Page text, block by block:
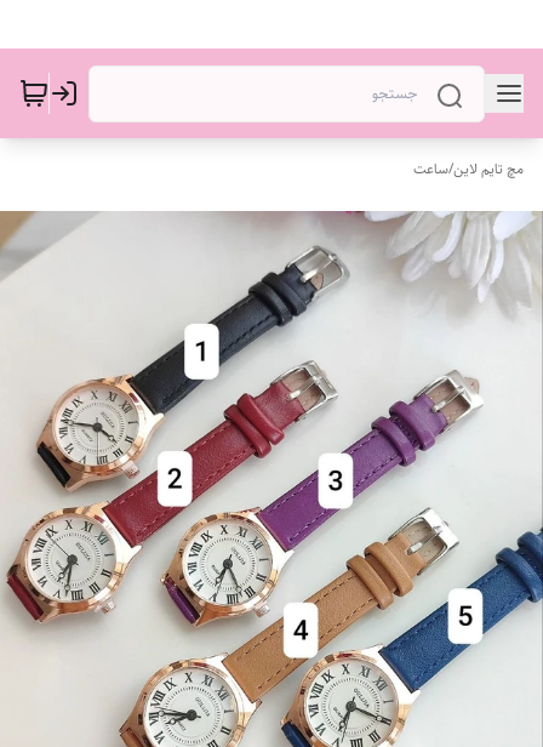
مچ تایم لاین/ساعت